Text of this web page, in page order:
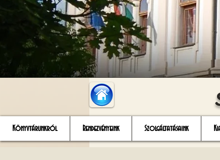
Könyvtárunkról Rendezvényeink Szolgáltatásaink